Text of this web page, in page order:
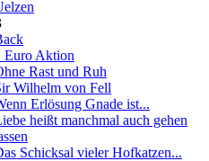
Euro Aktion
Rast und Ruh
Wilhelm von Fell
Erlösung Gnade ist...
heißt manchmal auch gehen
Schicksal vieler Hofkatzen...